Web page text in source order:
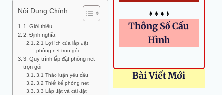
Nội Dung Chính
1. Giới thiệu
2. Định nghĩa
2.1 Lợi ích của lắp đặt
phòng net trọn gói
3. Quy trình lắp đặt phòng net
trọn gói
3.1 Thảo luận yêu cầu
3.2 Thiết kế phòng net
3.3 Lắp đặt và cài đặt
Thông Số Cấu
Hình
Bài Viết Mới